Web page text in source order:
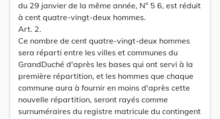
du 29 janvier de la même année, N° 5 6, est réduit
à cent quatre-vingt-deux hommes.
Art. 2.
Ce nombre de cent quatre-vingt-deux hommes
sera réparti entre les villes et communes du
GrandDuché d'après les bases qui ont servi à la
première répartition, et les hommes que chaque
commune aura à fournir en moins d'après cette
nouvelle répartition, seront rayés comme
surnuméraires du registre matricule du contingent